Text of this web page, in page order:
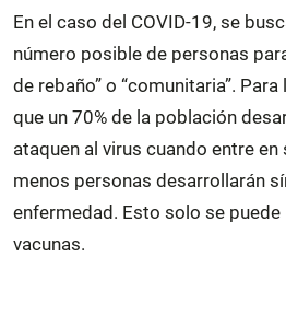
En el caso del COVID-19, se
número posible de personas
de rebaño” o “comunitaria”.
que un 70% de la población
ataquen al virus cuando entre
menos personas desarrollarán
enfermedad. Esto solo se
vacunas.